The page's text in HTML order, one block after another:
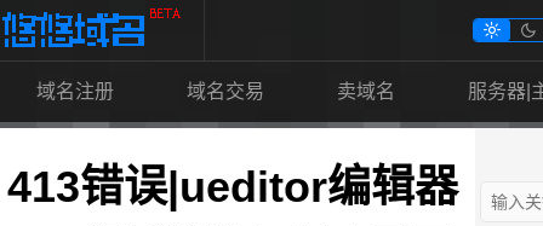
域名注册 域名交易 卖域名 服务器|
 
413错误|ueditor编辑器